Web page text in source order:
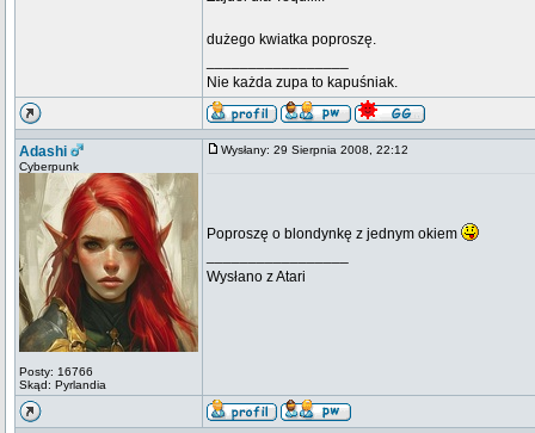
dużego kwiatka poproszę.
Nie każda zupa to kapuśniak.
Adashi
Cyberpunk
Posty: 16766
Skąd: Pyrlandia
Wysłany: 29 Sierpnia 2008, 22:12
Poproszę o blondynkę z jednym okiem
Wysłano z Atari